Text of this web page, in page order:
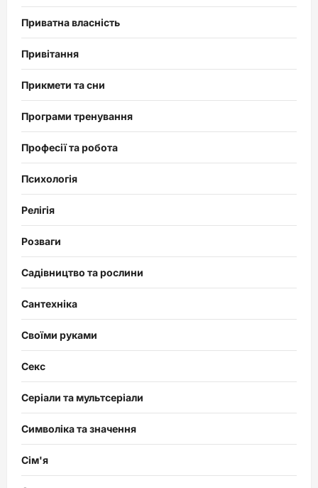
Приватна власність
Привітання
Прикмети та сни
Програми тренування
Професії та робота
Психологія
Релігія
Розваги
Садівництво та рослини
Сантехніка
Своїми руками
Секс
Серіали та мультсеріали
Символіка та значення
Сім'я